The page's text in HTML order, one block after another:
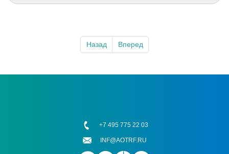
Назад Вперед
+7 495 775 22 03
INF@AOTRF.RU